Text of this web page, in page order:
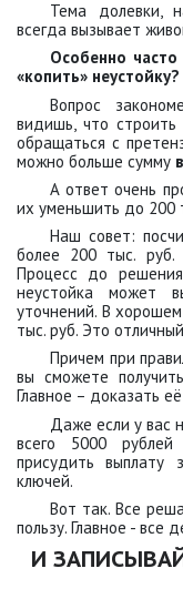
Тема долевки,
всегда вызывает
Особенно
«копить» неустойку?
Вопрос
видишь, что
обращаться с
можно больше сумму
А ответ очень
их уменьшить до 200
Наш совет:
более 200 тыс.
Процесс до
неустойка может
уточнений. В
тыс. руб. Это
Причем при
вы сможете
Главное – доказать
Даже если у вас
всего 5000
присудить выплату
ключей.
Вот так. Все
пользу. Главное - все
И